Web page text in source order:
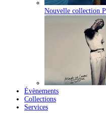
Nouvelle collection
Évènements
Collections
Services